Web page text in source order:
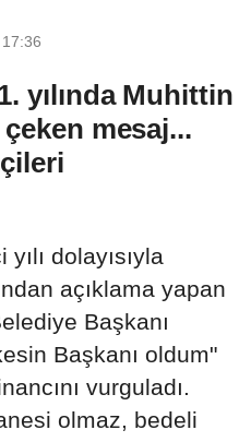
yılında Muhittin
mesaj...
dolayısıyla
açıklama yapan
Başkanı
Başkanı oldum"
vurguladı.
olmaz, bedeli